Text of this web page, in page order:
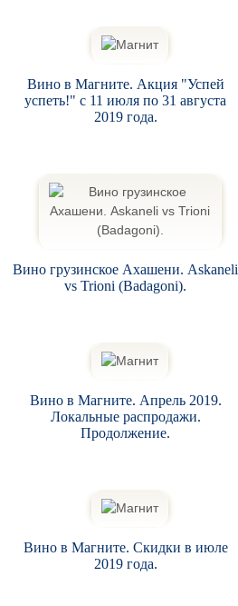
Вино в Магните. Акция "Успей
успеть!" с 11 июля по 31 августа
2019 года.
Вино грузинское Ахашени. Askaneli
vs Trioni (Badagoni).
Вино в Магните. Апрель 2019.
Локальные распродажи.
Продолжение.
Вино в Магните. Скидки в июле
2019 года.